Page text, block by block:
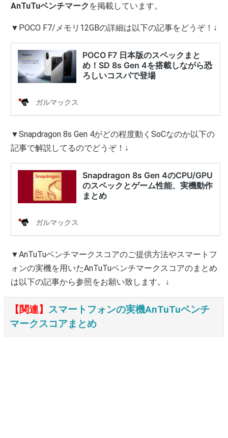
AnTuTuベンチマーク を掲載しています。
▼POCO F7/メモリ12GBの詳細は以下の記事をどうぞ！↓
▼Snapdragon 8s Gen 4がどの程度動くSoCなのか以下の
記事で解説してるのでどうぞ！↓
▼AnTuTuベンチマークスコアのご提供方法やスマートフ
ォンの実機を用いたAnTuTuベンチマークスコアのまとめ
は以下の記事から参照をお願い致します。↓
【関連】 スマートフォンの実機AnTuTuベンチ
マークスコアまとめ